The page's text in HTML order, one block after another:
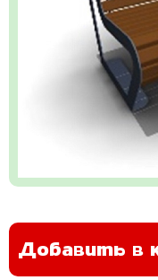
Добавить в